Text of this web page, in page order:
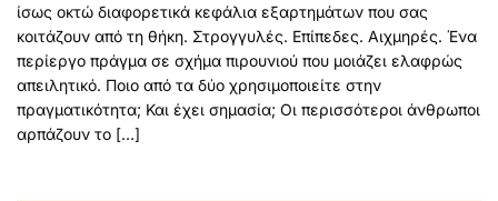
ίσως οκτώ διαφορετικά κεφάλια εξαρτημάτων που σας
κοιτάζουν από τη θήκη. Στρογγυλές. Επίπεδες. Αιχμηρές. Ένα
περίεργο πράγμα σε σχήμα πιρουνιού που μοιάζει ελαφρώς
απειλητικό. Ποιο από τα δύο χρησιμοποιείτε στην
πραγματικότητα; Και έχει σημασία; Οι περισσότεροι άνθρωποι
αρπάζουν το […]